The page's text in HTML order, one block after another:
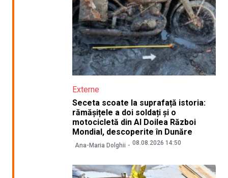
Externe
Seceta scoate la suprafață istoria:
rămășițele a doi soldați și o
motocicletă din Al Doilea Război
Mondial, descoperite în Dunăre
Ana-Maria Dolghii 08.08.2026 14:50